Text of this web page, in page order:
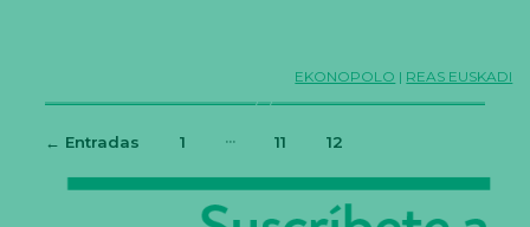
EKONOPOLO | REAS EUSKADI
Paginación
← Entradas 1 … 11 12